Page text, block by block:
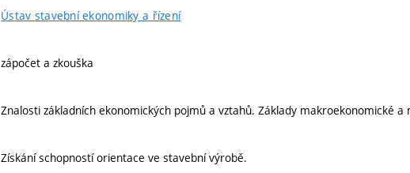
Ústav stavební ekonomiky a řízení
zápočet a zkouška
Znalosti základních ekonomických pojmů a vztahů. Základy makroekonomické
Získání schopností orientace ve stavební výrobě.